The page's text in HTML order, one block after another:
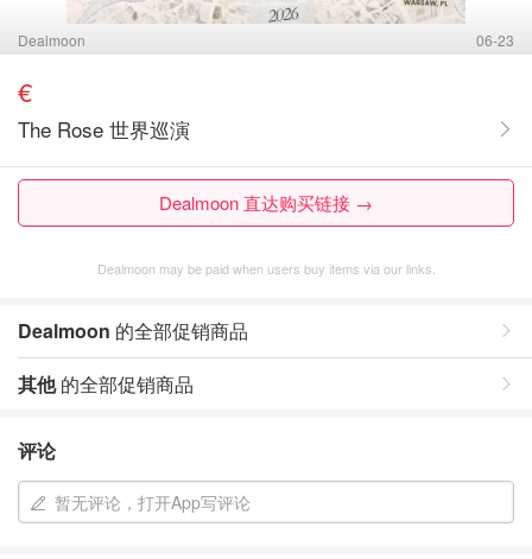
Dealmoon 06-23
€
The Rose 世界巡演
Dealmoon 直达购买链接 →
Dealmoon may be paid when users buy items via our links.
Dealmoon 的全部促销商品
其他的全部促销商品
评论
暂无评论，打开App写评论